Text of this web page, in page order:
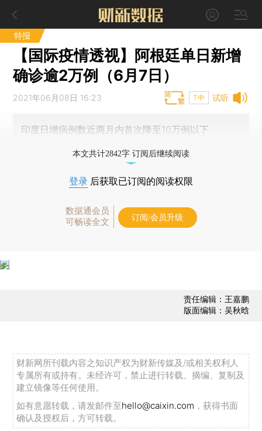
特报
【国际疫情透视】阿根廷单日新增
确诊逾2万例（6月7日）
试听
2021年06月08日 16:23 T中
印度日增病例数近两月内首次降至10万例以下
本文共计2842字 订阅后继续阅读
登录 后获取已订阅的阅读权限
数据通会员
可畅读全文
订阅/会员升级
责任编辑：王嘉鹏
版面编辑：吴秋晗
财新网所刊载内容之知识产权为财新传媒及/或相关权利人
专属所有或持有。未经许可，禁止进行转载、摘编、复制及
建立镜像等任何使用。
如有意愿转载，请发邮件至hello@caixin.com ，获得书面
确认及授权后，方可转载。